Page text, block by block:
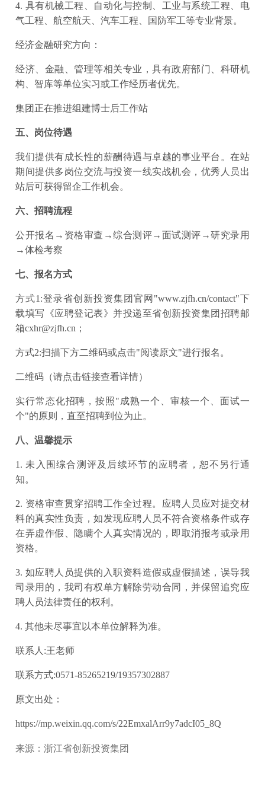
4. 具有机械工程、自动化与控制、工业与系统工程、电
气工程、航空航天、汽车工程、国防军工等专业背景。
经济金融研究方向：
经济、金融、管理等相关专业，具有政府部门、科研机
构、智库等单位实习或工作经历者优先。
集团正在推进组建博士后工作站
五、岗位待遇
我们提供有成长性的薪酬待遇与卓越的事业平台。在站
期间提供多岗位交流与投资一线实战机会，优秀人员出
站后可获得留企工作机会。
六、招聘流程
公开报名→资格审查→综合测评→面试测评→研究录用
→体检考察
七、报名方式
方式1:登录省创新投资集团官网"www.zjfh.cn/contact"下
载填写《应聘登记表》并投递至省创新投资集团招聘邮
箱cxhr@zjfh.cn；
方式2:扫描下方二维码或点击"阅读原文"进行报名。
二维码（请点击链接查看详情）
实行常态化招聘，按照"成熟一个、审核一个、面试一
个"的原则，直至招聘到位为止。
八、温馨提示
1. 未入围综合测评及后续环节的应聘者，恕不另行通
知。
2. 资格审查贯穿招聘工作全过程。应聘人员应对提交材
料的真实性负责，如发现应聘人员不符合资格条件或存
在弄虚作假、隐瞒个人真实情况的，即取消报考或录用
资格。
3. 如应聘人员提供的入职资料造假或虚假描述，误导我
司录用的，我司有权单方解除劳动合同，并保留追究应
聘人员法律责任的权利。
4. 其他未尽事宜以本单位解释为准。
联系人:王老师
联系方式:0571-85265219/19357302887
原文出处：
https://mp.weixin.qq.com/s/22EmxalArr9y7adcI05_8Q
来源：浙江省创新投资集团